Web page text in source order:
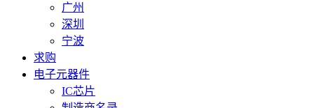
广州
深圳
宁波
求购
电子元器件
IC芯片